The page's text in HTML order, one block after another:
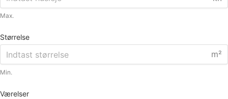
Max.
Størrelse
m²
Min.
Værelser